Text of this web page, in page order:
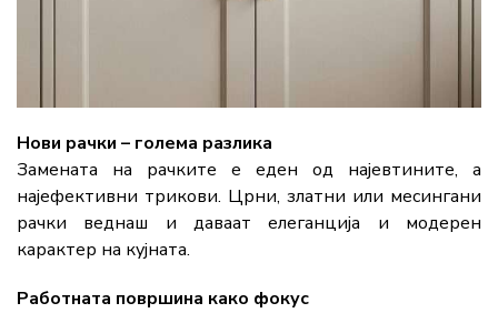
Нови рачки – голема разлика
Замената на рачките е еден од најевтините, а
најефективни трикови. Црни, златни или месингани
рачки веднаш и даваат елеганција и модерен
карактер на кујната.
Работната површина како фокус